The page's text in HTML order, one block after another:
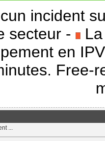
incident
secteur - La
en
Free-
...